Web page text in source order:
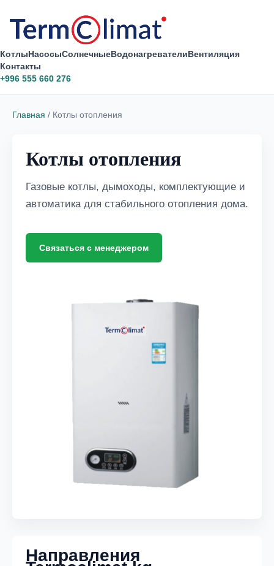
КотлыНасосыСолнечныеВодонагревателиВентиляция
Контакты
+996 555 660 276
Главная / Котлы отопления
Котлы отопления
Газовые котлы, дымоходы, комплектующие и
автоматика для стабильного отопления дома.
Связаться с менеджером
Направления